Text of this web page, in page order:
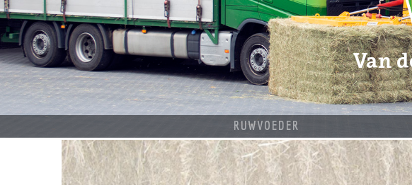
Van
RUWVOEDER